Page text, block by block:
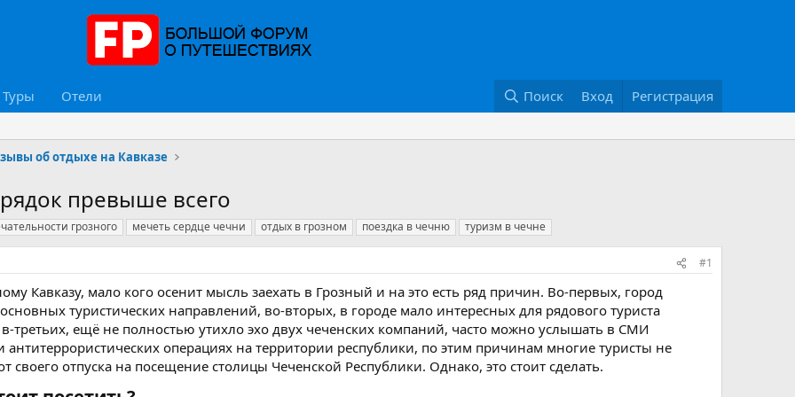
Туры Отели Поиск Вход Регистрация
об отдыхе на Кавказе
превыше всего
грозного мечеть сердце чечни отдых в грозном поездка в чечню туризм в чечне
#1
Кавказу, мало кого осенит мысль заехать в Грозный и на это есть ряд причин. Во-первых, город
туристических направлений, во-вторых, в городе мало интересных для рядового туриста
третьих, ещё не полностью утихло эхо двух чеченских компаний, часто можно услышать в СМИ
антитеррористических операциях на территории республики, по этим причинам многие туристы не
своего отпуска на посещение столицы Чеченской Республики. Однако, это стоит сделать.